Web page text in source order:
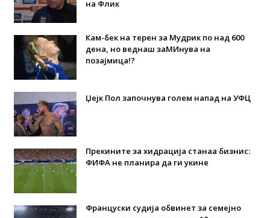
на Флик
Кам-бек на терен за Мудрик по над 600
дена, но веднаш заМИнува на
позајмица!?
Џејк Пол започнува голем напад на УФЦ
Прекините за хидрација станаа бизнис:
ФИФА не планира да ги укине
Француски судија обвинет за семејно